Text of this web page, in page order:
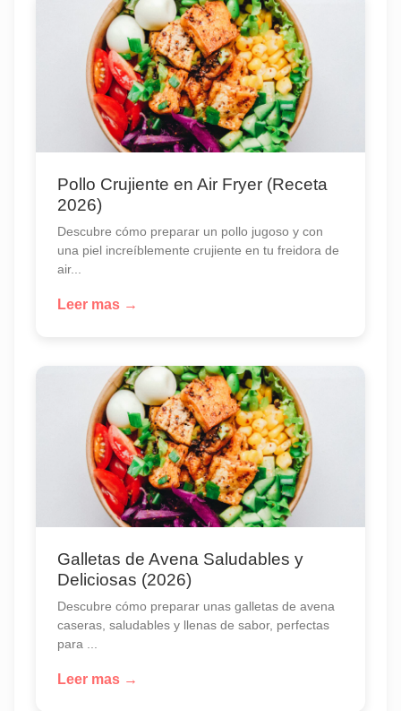
Pollo Crujiente en Air Fryer (Receta
2026)
Descubre cómo preparar un pollo jugoso y con
una piel increíblemente crujiente en tu freidora de
air...
Leer mas →
Galletas de Avena Saludables y
Deliciosas (2026)
Descubre cómo preparar unas galletas de avena
caseras, saludables y llenas de sabor, perfectas
para ...
Leer mas →